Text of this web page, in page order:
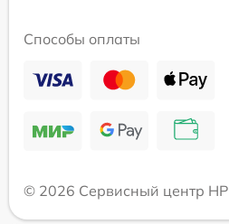
Способы оплаты
© 2026 Сервисный центр HP